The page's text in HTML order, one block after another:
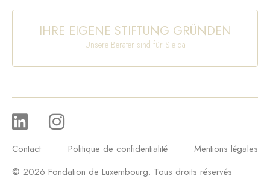
IHRE EIGENE STIFTUNG GRÜNDEN
Unsere Berater sind für Sie da
Contact Politique de confidentialité
Mentions légales
© 2026 Fondation de Luxembourg. Tous droits réservés